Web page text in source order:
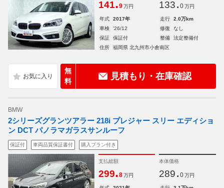
141.9 万円 133. 0 万円
年式 2017年 走行
2.0万km
車検
'26/12 修復
なし
保証
保証付 整備
法定整備付
住所
福岡県 北九州市小倉南区
無
料
見積もり・在庫確認
BMW
2シリーズグランツアラー 218i プレジャー スリー エディショ
ン DCT パノラマガラスサンルーフ
保証付 車両品質保証書付 購入プラン付き
支払総額
299.8 万円
本体価格
289. 0 万円